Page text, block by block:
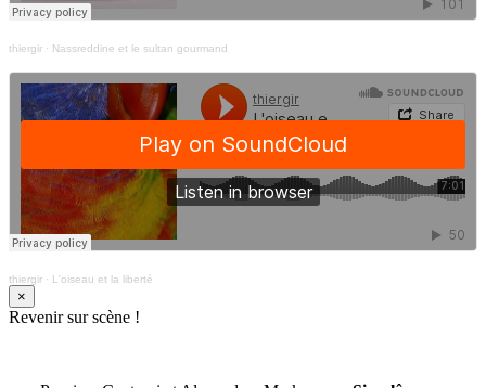
thiergir · Nassreddine et le sultan gourmand
thiergir · L'oiseau et la liberté
×
Revenir sur scène !